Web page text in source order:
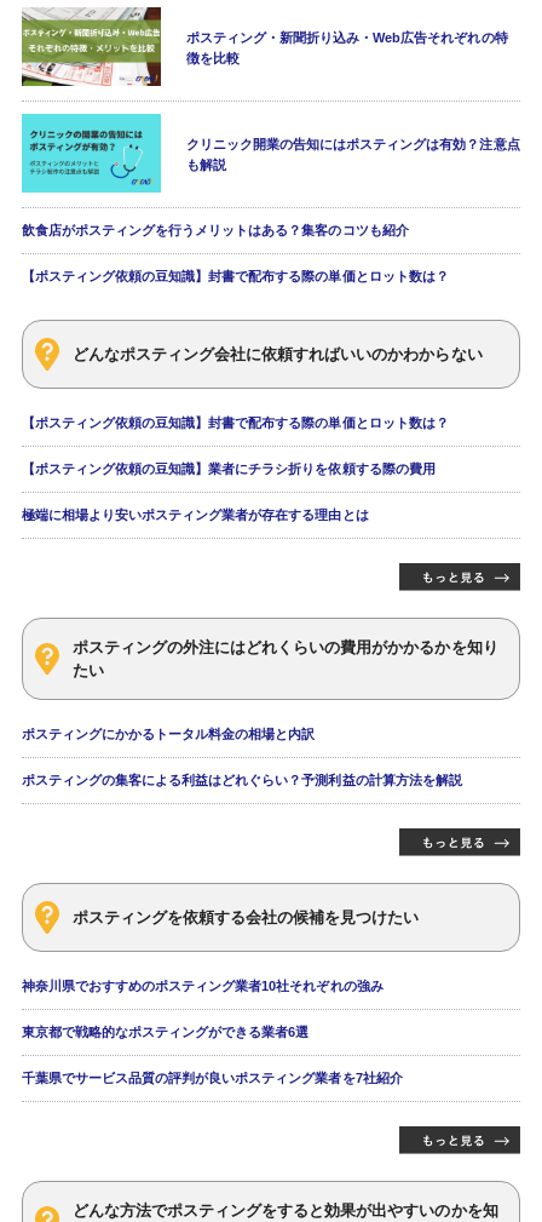
ポスティング・新聞折り込み・Web広告それぞれの特
徴を比較
クリニック開業の告知にはポスティングは有効？注意点
も解説
飲食店がポスティングを行うメリットはある？集客のコツも紹介
【ポスティング依頼の豆知識】封書で配布する際の単価とロット数は？
どんなポスティング会社に依頼すればいいのかわからない
【ポスティング依頼の豆知識】封書で配布する際の単価とロット数は？
【ポスティング依頼の豆知識】業者にチラシ折りを依頼する際の費用
極端に相場より安いポスティング業者が存在する理由とは
ポスティングの外注にはどれくらいの費用がかかるかを知り
たい
ポスティングにかかるトータル料金の相場と内訳
ポスティングの集客による利益はどれぐらい？予測利益の計算方法を解説
ポスティングを依頼する会社の候補を見つけたい
神奈川県でおすすめのポスティング業者10社それぞれの強み
東京都で戦略的なポスティングができる業者6選
千葉県でサービス品質の評判が良いポスティング業者を7社紹介
どんな方法でポスティングをすると効果が出やすいのかを知